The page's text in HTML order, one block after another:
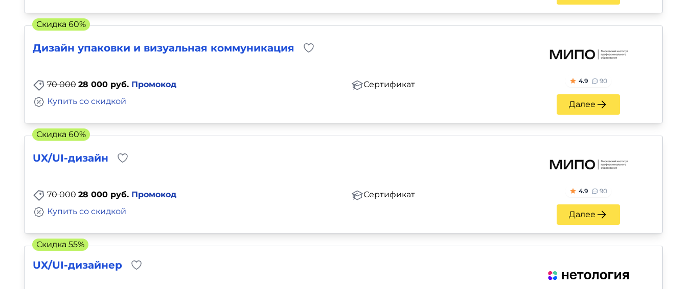
Дизайн упаковки и визуальная коммуникация
70 000 28 000 руб. Промокод
Сертификат
Купить со скидкой
4.9 90
Далее
Скидка 60%
UX/UI-дизайн
70 000 28 000 руб. Промокод
Сертификат
Купить со скидкой
4.9 90
Далее
Скидка 60%
UX/UI-дизайнер
Скидка 55%
Психология и саморазвитие
Тесты на профориентацию